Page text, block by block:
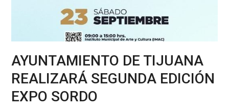
AYUNTAMIENTO DE TIJUANA
REALIZARÁ SEGUNDA EDICIÓN
EXPO SORDO